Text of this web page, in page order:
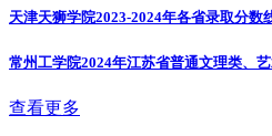
天津天狮学院2023-2024年各省录取分数
常州工学院2024年江苏省普通文理类、
查看更多